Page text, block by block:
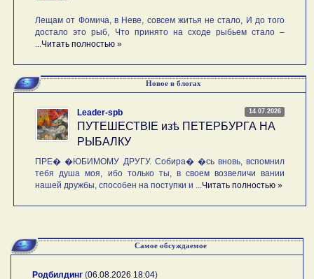
Лещам от Фомича, в Неве, совсем житья не стало, И до того
достало это рыб, Что принято на сходе рыбьем стало –
...Читать полностью »
Новое в блогах
14.07.2026
Leader-spb
ПУТЕШЕСТВIE изѣ ПЕТЕРБУРГА НА
РЫБАЛКУ
ПРЕ� �ЮБИМОМУ ДРУГУ. Собира� �сь вновь, вспомнил
тебя душа моя, ибо только ты, в своем возвеличи вании
нашей дружбы, способен на поступки и ...Читать полностью »
Самое обсуждаемое
Родбилдинг (06.08.2026 18:04)